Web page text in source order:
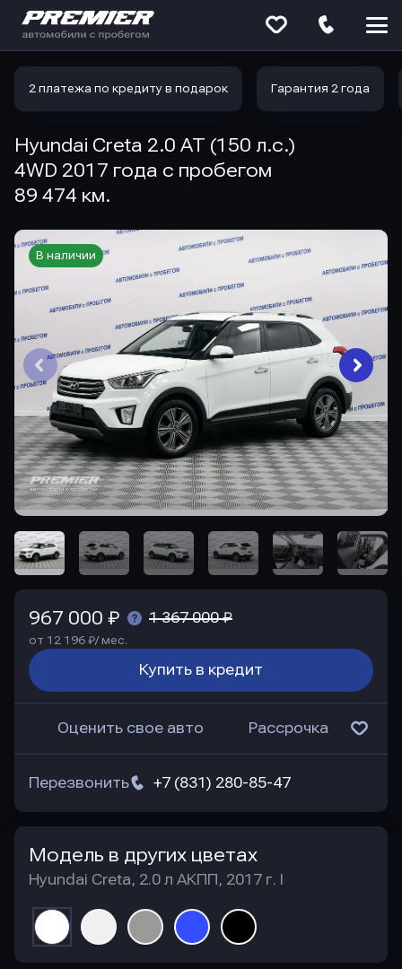
2 платежа по кредиту в подарок Гарантия 2 года
Hyundai Creta 2.0 AT (150 л.с.)
4WD 2017 года с пробегом
89 474 км.
В наличии
967 000 ₽ 1 367 000 ₽
от 12 196 ₽/ мес.
Купить в кредит
Оценить свое авто Рассрочка
+7 (831) 280-85-47
Перезвонить
Модель в других цветах
Hyundai Creta, 2.0 л АКПП, 2017 г. I